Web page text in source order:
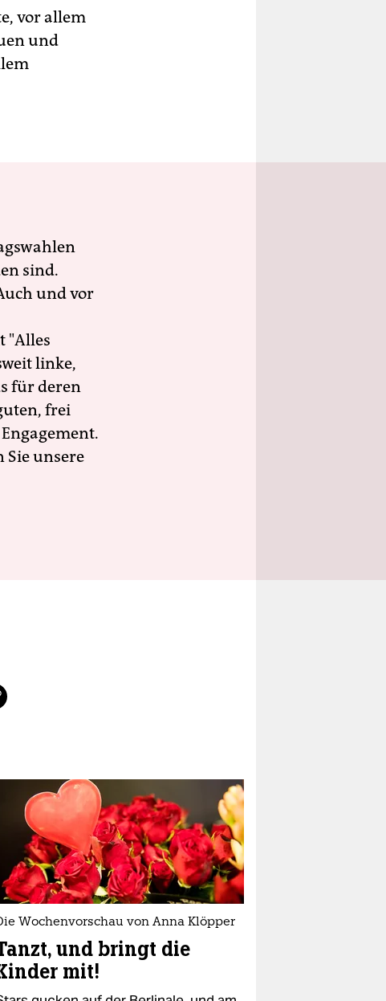
vor allem
und
sind.
und vor
"Alles
linke,
für deren
frei
Sie unsere
Wochenvorschau von Anna Klöpper
und bringt die
mit!